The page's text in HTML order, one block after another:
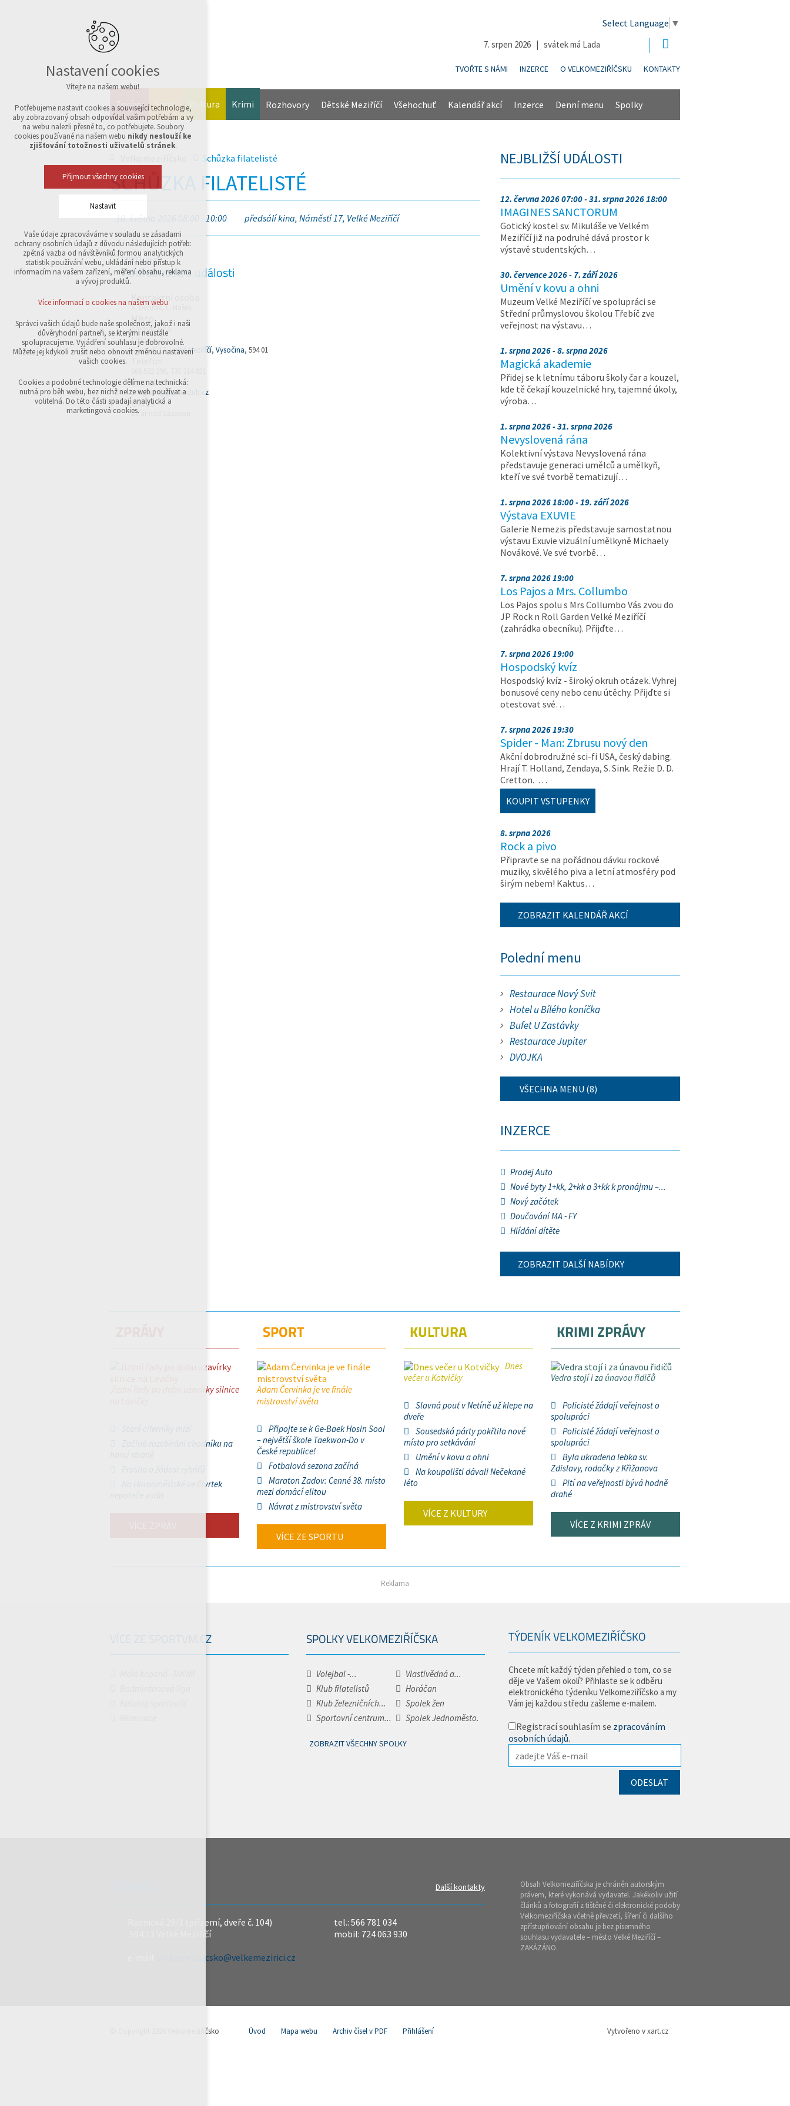
Select Language ▼
7. srpen 2026 | svátek má Lada
TVOŘTE S NÁMI INZERCE O VELKOMEZIŘÍČSKU KONTAKTY
Zprávy Sport Kultura Krimi Rozhovory Dětské Meziříčí Všehochuť Kalendář akcí Inzerce Denní menu Spolky
Schůzka filatelisté
SCHŮZKA FILATELISTÉ
10. května 2026 08:00 - 10:00 předsálí kina, Náměstí 17, Velké Meziříčí
Podrobnosti o události
Kontaktní osoba
A. Dvořák, L. Hašek
Místo
předsálí kina
Ulice a čp.
Náměstí 17,Velké Meziříčí, Vysočina, 594 01
E-mail
program@jupiterclub.cz
Okres
Žďár nad Sázavou
NEJBLIŽŠÍ UDÁLOSTI
12. června 2026 07:00 - 31. srpna 2026 18:00
IMAGINES SANCTORUM
Gotický kostel sv. Mikuláše ve Velkém
Meziříčí již na podruhé dává prostor k
výstavě studentských…
30. července 2026 - 7. září 2026
Umění v kovu a ohni
Muzeum Velké Meziříčí ve spolupráci se
Střední průmyslovou školou Třebíč zve
veřejnost na výstavu…
1. srpna 2026 - 8. srpna 2026
Magická akademie
Přidej se k letnímu táboru školy čar a kouzel,
kde tě čekají kouzelnické hry, tajemné úkoly,
výroba…
1. srpna 2026 - 31. srpna 2026
Nevyslovená rána
Kolektivní výstava Nevyslovená rána
představuje generaci umělců a umělkyň,
kteří ve své tvorbě tematizují…
1. srpna 2026 18:00 - 19. září 2026
Výstava EXUVIE
Galerie Nemezis představuje samostatnou
výstavu Exuvie vizuální umělkyně Michaely
Novákové. Ve své tvorbě…
7. srpna 2026 19:00
Los Pajos a Mrs. Collumbo
Los Pajos spolu s Mrs Collumbo Vás zvou do
JP Rock n Roll Garden Velké Meziříčí
(zahrádka obecníku). Přijďte…
7. srpna 2026 19:00
Hospodský kvíz
Hospodský kvíz - široký okruh otázek. Vyhrej
bonusové ceny nebo cenu útěchy. Přijďte si
otestovat své…
7. srpna 2026 19:30
Spider - Man: Zbrusu nový den
Akční dobrodružné sci-fi USA, český dabing.
Hrají T. Holland, Zendaya, S. Sink. Režie D. D.
Cretton. …
KOUPIT VSTUPENKY
8. srpna 2026
Rock a pivo
Připravte se na pořádnou dávku rockové
muziky, skvělého piva a letní atmosféry pod
širým nebem! Kaktus…
ZOBRAZIT KALENDÁŘ AKCÍ
Polední menu
Restaurace Nový Svit
Hotel u Bílého koníčka
Bufet U Zastávky
Restaurace Jupiter
DVOJKA
VŠECHNA MENU (8)
INZERCE
Prodej Auto
Nové byty 1+kk, 2+kk a 3+kk k pronájmu –...
Nový začátek
Doučování MA - FY
Hlídání dítěte
ZOBRAZIT DALŠÍ NABÍDKY
Jízdní řady po dobu uzavírky silnice
Začíná rozebírání chodníku na
Na Hornoměstské ve čtvrtek
SPORT
Adam Červinka je ve finále
mistrovství světa
Připojte se k Ge-Baek Hosin Sool
– největší škole Taekwon-Do v
České republice!
Fotbalová sezona začíná
Maraton Zadov: Cenné 38. místo
mezi domácí elitou
Návrat z mistrovství světa
VÍCE ZE SPORTU
KULTURA
Dnes
večer u Kotvičky
Slavná pouť v Netíně už klepe na
dveře
Sousedská párty pokřtila nové
místo pro setkávání
Umění v kovu a ohni
Na koupališti dávali Nečekané
léto
VÍCE Z KULTURY
KRIMI ZPRÁVY
Vedra stojí i za únavou řidičů
Policisté žádají veřejnost o
spolupráci
Policisté žádají veřejnost o
spolupráci
Byla ukradena lebka sv.
Zdislavy, rodačky z Křižanova
Pití na veřejnosti bývá hodně
drahé
VÍCE Z KRIMI ZPRÁV
Reklama
VÍCE ZE SPORTVM.CZ SPOLKY VELKOMEZIŘÍČSKA
Volejbal -...
Vlastivědná a...
Klub filatelistů
Horáčan
Klub železničních...
Spolek žen
Sportovní centrum...
Spolek Jednoměsto.
ZOBRAZIT VŠECHNY SPOLKY
TÝDENÍK VELKOMEZIŘÍČSKO
Chcete mít každý týden přehled o tom, co se
děje ve Vašem okolí? Přihlaste se k odběru
elektronického týdeníku Velkomeziříčsko a my
Vám jej každou středu zašleme e-mailem.
Registrací souhlasím se zpracováním
osobních údajů.
Další kontakty
Radnická 29/1 (přízemí, dveře č. 104)
594 13 Velké Meziříčí
velkomeziricsko@velkemezirici.cz
tel.: 566 781 034
mobil: 724 063 930
Obsah Velkomeziříčska je chráněn autorským
právem, které vykonává vydavatel. Jakékoliv užití
článků a fotografií z tištěné či elektronické podoby
Velkomeziříčska včetně převzetí, šíření či dalšího
zpřístupňování obsahu je bez písemného
souhlasu vydavatele – město Velké Meziříčí –
ZAKÁZÁNO.
© Copyright 2026 Velkomeziříčsko Úvod Mapa webu Archiv čísel v PDF Přihlášení Vytvořeno v xart.cz
Nastavení cookies
Vítejte na našem webu!
Potřebujeme nastavit cookies a související technologie,
aby zobrazovaný obsah odpovídal vašim potřebám a vy
na webu nalezli přesně to, co potřebujete. Soubory
cookies používané na našem webu nikdy neslouží ke
zjišťování totožnosti uživatelů stránek.
Přijmout všechny cookies
Nastavit
Technická cookies
nutná pro provozování webu
udržení kontextu stránek (session): případná
přihlášení, volby jazyka, apod.
analytická pro anonymizované vyhodnocení
návštěvnosti
marketingová cookies (Google,Sklik)
Více informací o cookies na našem webu
Přijmout všechny cookies
Odmítnout vše
Vaše údaje zpracováváme v souladu se zásadami
ochrany osobních údajů z důvodu následujících potřeb:
zpětná vazba od návštěvníků formou analytických
statistik používání webu, ukládání nebo přístup k
informacím na vašem zařízení, měření obsahu, reklama
a vývoj produktů.
Více informací o cookies na našem webu
Správci vašich údajů bude naše společnost, jakož i naši
důvěryhodní partneři, se kterými neustále
spolupracujeme. Vyjádření souhlasu je dobrovolné.
Můžete jej kdykoli zrušit nebo obnovit změnou nastavení
vašich cookies.
Cookies a podobné technologie dělíme na technická:
nutná pro běh webu, bez nichž nelze web používat a
volitelná. Do této části spadají analytická a
marketingová cookies.